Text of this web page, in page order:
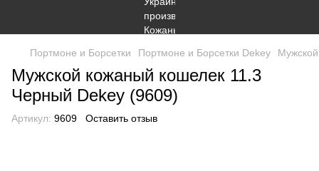
Портмоне и Борсетки Портмоне и Борсетки Dekey
Мужской кожаный кошелек 11.3
Черный Dekey (9609)
Артикул: 9609 Оставить отзыв